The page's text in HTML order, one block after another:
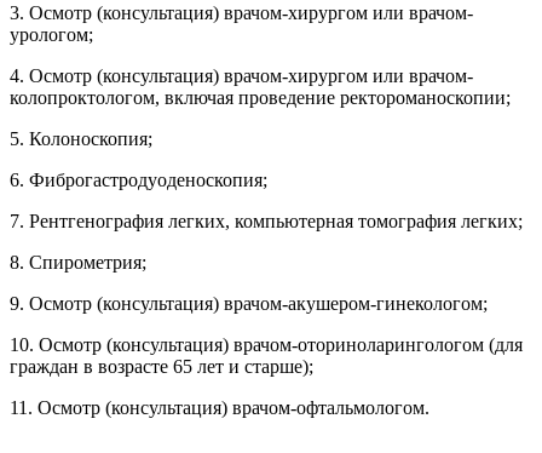
3. Осмотр (консультация) врачом-хирургом или врачом-
урологом;
4. Осмотр (консультация) врачом-хирургом или врачом-
колопроктологом, включая проведение ректороманоскопии;
5. Колоноскопия;
6. Фиброгастродуоденоскопия;
7. Рентгенография легких, компьютерная томография легких;
8. Спирометрия;
9. Осмотр (консультация) врачом-акушером-гинекологом;
10. Осмотр (консультация) врачом-оториноларингологом (для
граждан в возрасте 65 лет и старше);
11. Осмотр (консультация) врачом-офтальмологом.